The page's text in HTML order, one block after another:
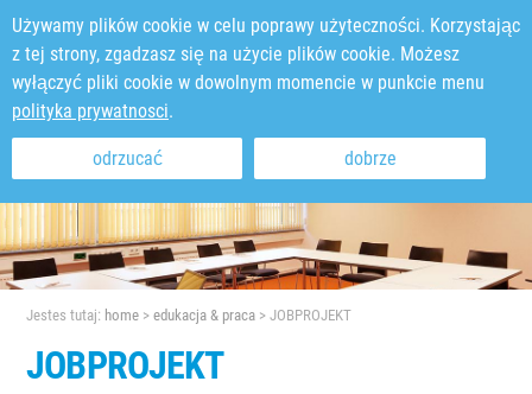
dobrze
odrzucać
Używamy plików cookie w celu poprawy użyteczności. Korzystając
z tej strony, zgadzasz się na użycie plików cookie. Możesz
wyłączyć pliki cookie w dowolnym momencie w punkcie menu
polityka prywatnosci.
Jestes tutaj: home >edukacja & praca >JOBPROJEKT
JOBPROJEKT